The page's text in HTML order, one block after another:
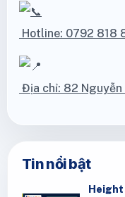
Hotline: 0792 818
Địa chỉ: 82 Nguyễn
Tin nổi bật
Height